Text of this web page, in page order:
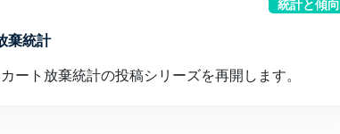
統計と傾向
棄統計
ート放棄統計の投稿シリーズを再開します。